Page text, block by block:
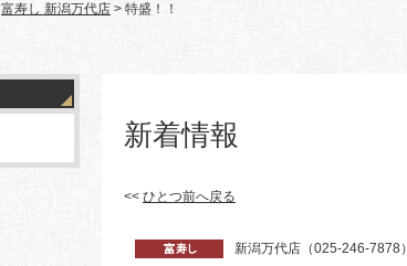
富寿し 新潟万代店 > 特盛！！
新着情報
<< ひとつ前へ戻る
新潟万代店（025-246-7878）